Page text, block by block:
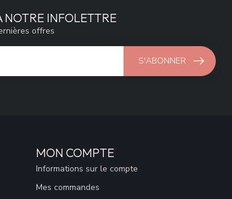
NOTRE INFOLETTRE
offres
S'ABONNER
MON COMPTE
Informations sur le compte
Mes commandes